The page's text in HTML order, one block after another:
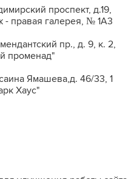
проспект, д.19,
- правая галерея, № 1А3
пр., д. 9, к. 2,
променад"
Ямашева,д. 46/33, 1
Хаус"